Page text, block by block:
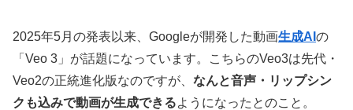
2025年5月の発表以来、Googleが開発した動画生成AI の
「Veo 3」が話題になっています。こちらのVeo3は先代・
Veo2の正統進化版なのですが、 なんと音声・リップシン
クも込みで動画が生成できるようになったとのこと。